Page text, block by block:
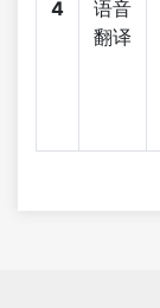
4
语音
翻译